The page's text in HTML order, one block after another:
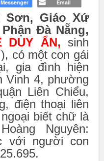
Messenger Email
Sơn, Giáo Xứ
Đà Nẵng,
DUY ẨN, sinh
có một con gái
gia đình hiện
Vinh 4, phường
Liên Chiểu,
điện thoại liên
biết chữ là
Nguyên:
với người con